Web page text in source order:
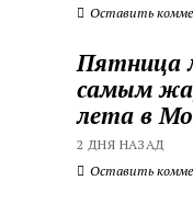
Оставить
Пятница
самым
лета в
2 ДНЯ НАЗАД
Оставить